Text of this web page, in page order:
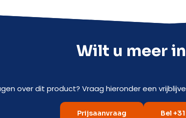
Wilt u meer
over dit product? Vraag hieronder een
Prijsaanvraag Bel